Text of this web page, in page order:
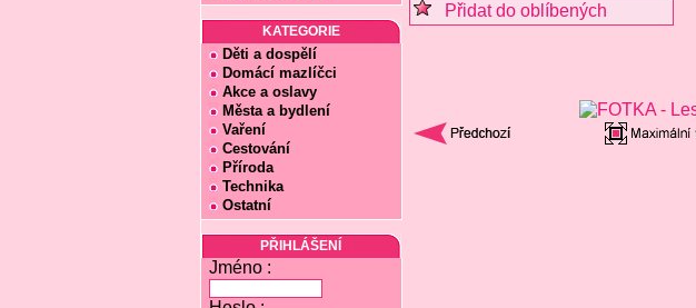
KATEGORIE
Děti a dospělí
Domácí mazlíčci
Akce a oslavy
Města a bydlení
Vaření
Cestování
Příroda
Technika
Ostatní
PŘIHLÁŠENÍ
Jméno :
Přidat do oblíbených